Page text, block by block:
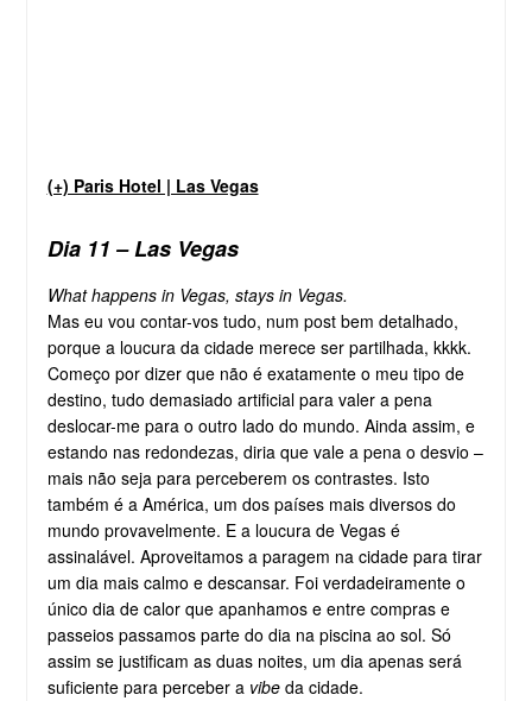
(+) Paris Hotel | Las Vegas
Dia 11 – Las Vegas
What happens in Vegas, stays in Vegas.
Mas eu vou contar-vos tudo, num post bem detalhado,
porque a loucura da cidade merece ser partilhada, kkkk.
Começo por dizer que não é exatamente o meu tipo de
destino, tudo demasiado artificial para valer a pena
deslocar-me para o outro lado do mundo. Ainda assim, e
estando nas redondezas, diria que vale a pena o desvio –
mais não seja para perceberem os contrastes. Isto
também é a América, um dos países mais diversos do
mundo provavelmente. E a loucura de Vegas é
assinalável. Aproveitamos a paragem na cidade para tirar
um dia mais calmo e descansar. Foi verdadeiramente o
único dia de calor que apanhamos e entre compras e
passeios passamos parte do dia na piscina ao sol. Só
assim se justificam as duas noites, um dia apenas será
suficiente para perceber a vibeda cidade.